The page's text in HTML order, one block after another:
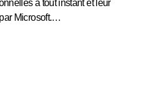
à tout instant et leur
Microsoft.…